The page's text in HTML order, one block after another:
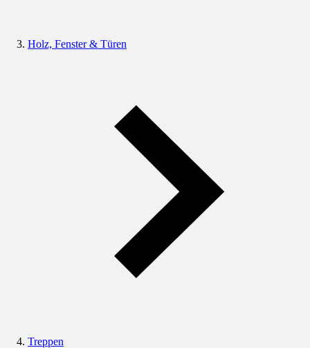
Holz, Fenster & Türen
Treppen